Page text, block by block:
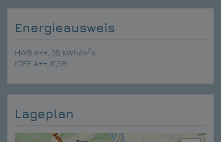
Energieausweis
HWB A++, 35 kWh/m2a
fGEE A++, 0,68
Lageplan